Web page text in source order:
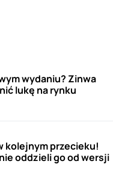
wydaniu? Zinwa
lukę na rynku
kolejnym przecieku!
oddzieli go od wersji